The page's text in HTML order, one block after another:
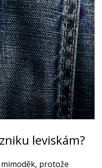
leviskám?
protože